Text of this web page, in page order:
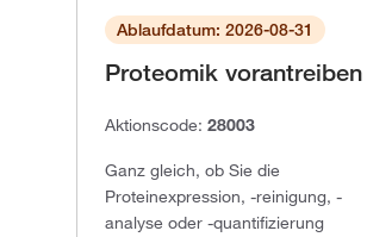
Ablaufdatum: 2026-08-31
Proteomik vorantreiben
Aktionscode: 28003
Ganz gleich, ob Sie die
Proteinexpression, -reinigung, -
analyse oder -quantifizierung